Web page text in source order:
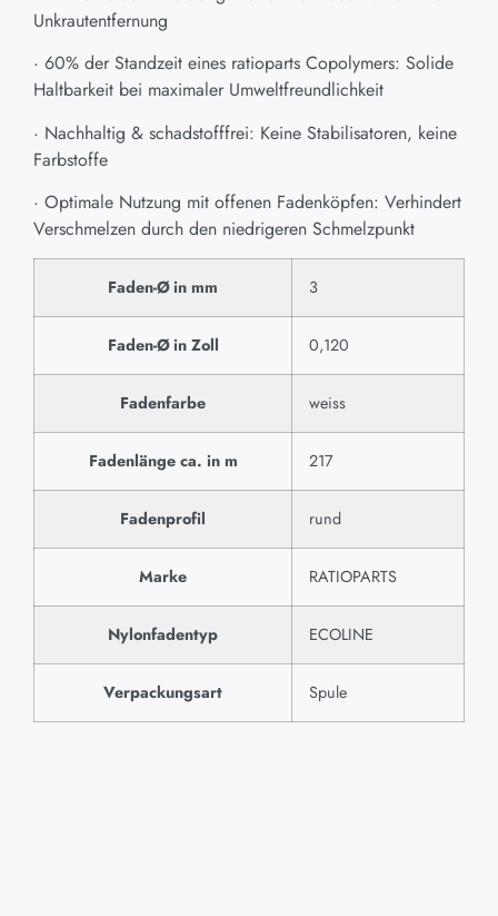
Unkrautentfernung
· 60% der Standzeit eines ratioparts Copolymers: Solide
Haltbarkeit bei maximaler Umweltfreundlichkeit
· Nachhaltig & schadstofffrei: Keine Stabilisatoren, keine
Farbstoffe
· Optimale Nutzung mit offenen Fadenköpfen: Verhindert
Verschmelzen durch den niedrigeren Schmelzpunkt
Faden-Ø in mm 3
Faden-Ø in Zoll 0,120
Fadenfarbe weiss
Fadenlänge ca. in m 217
Fadenprofil rund
Marke RATIOPARTS
Nylonfadentyp ECOLINE
Verpackungsart Spule